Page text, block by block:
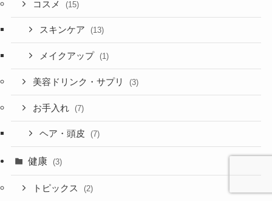
コスメ (15)
スキンケア (13)
メイクアップ (1)
美容ドリンク・サプリ (3)
お手入れ (7)
ヘア・頭皮 (7)
健康 (3)
トピックス (2)